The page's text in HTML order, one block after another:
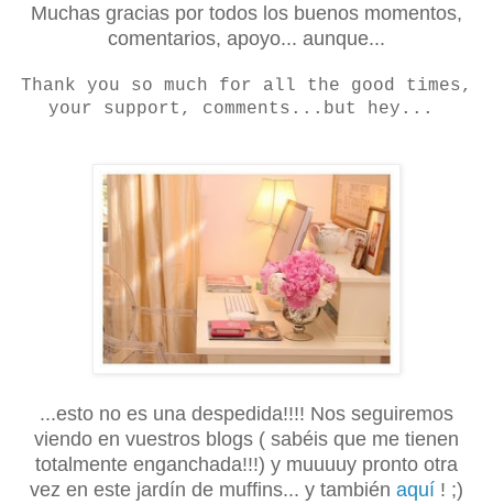
Muchas gracias por todos los buenos momentos,
comentarios, apoyo... aunque...
Thank you so much for all the good times,
your support, comments...but hey...
...esto no es una despedida!!!! Nos seguiremos
viendo en vuestros blogs ( sabéis que me tienen
totalmente enganchada!!!) y muuuuy pronto otra
vez en este jardín de muffins... y también aquí ! ;)